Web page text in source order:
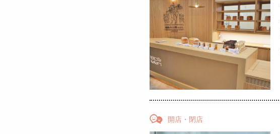
開店・閉店